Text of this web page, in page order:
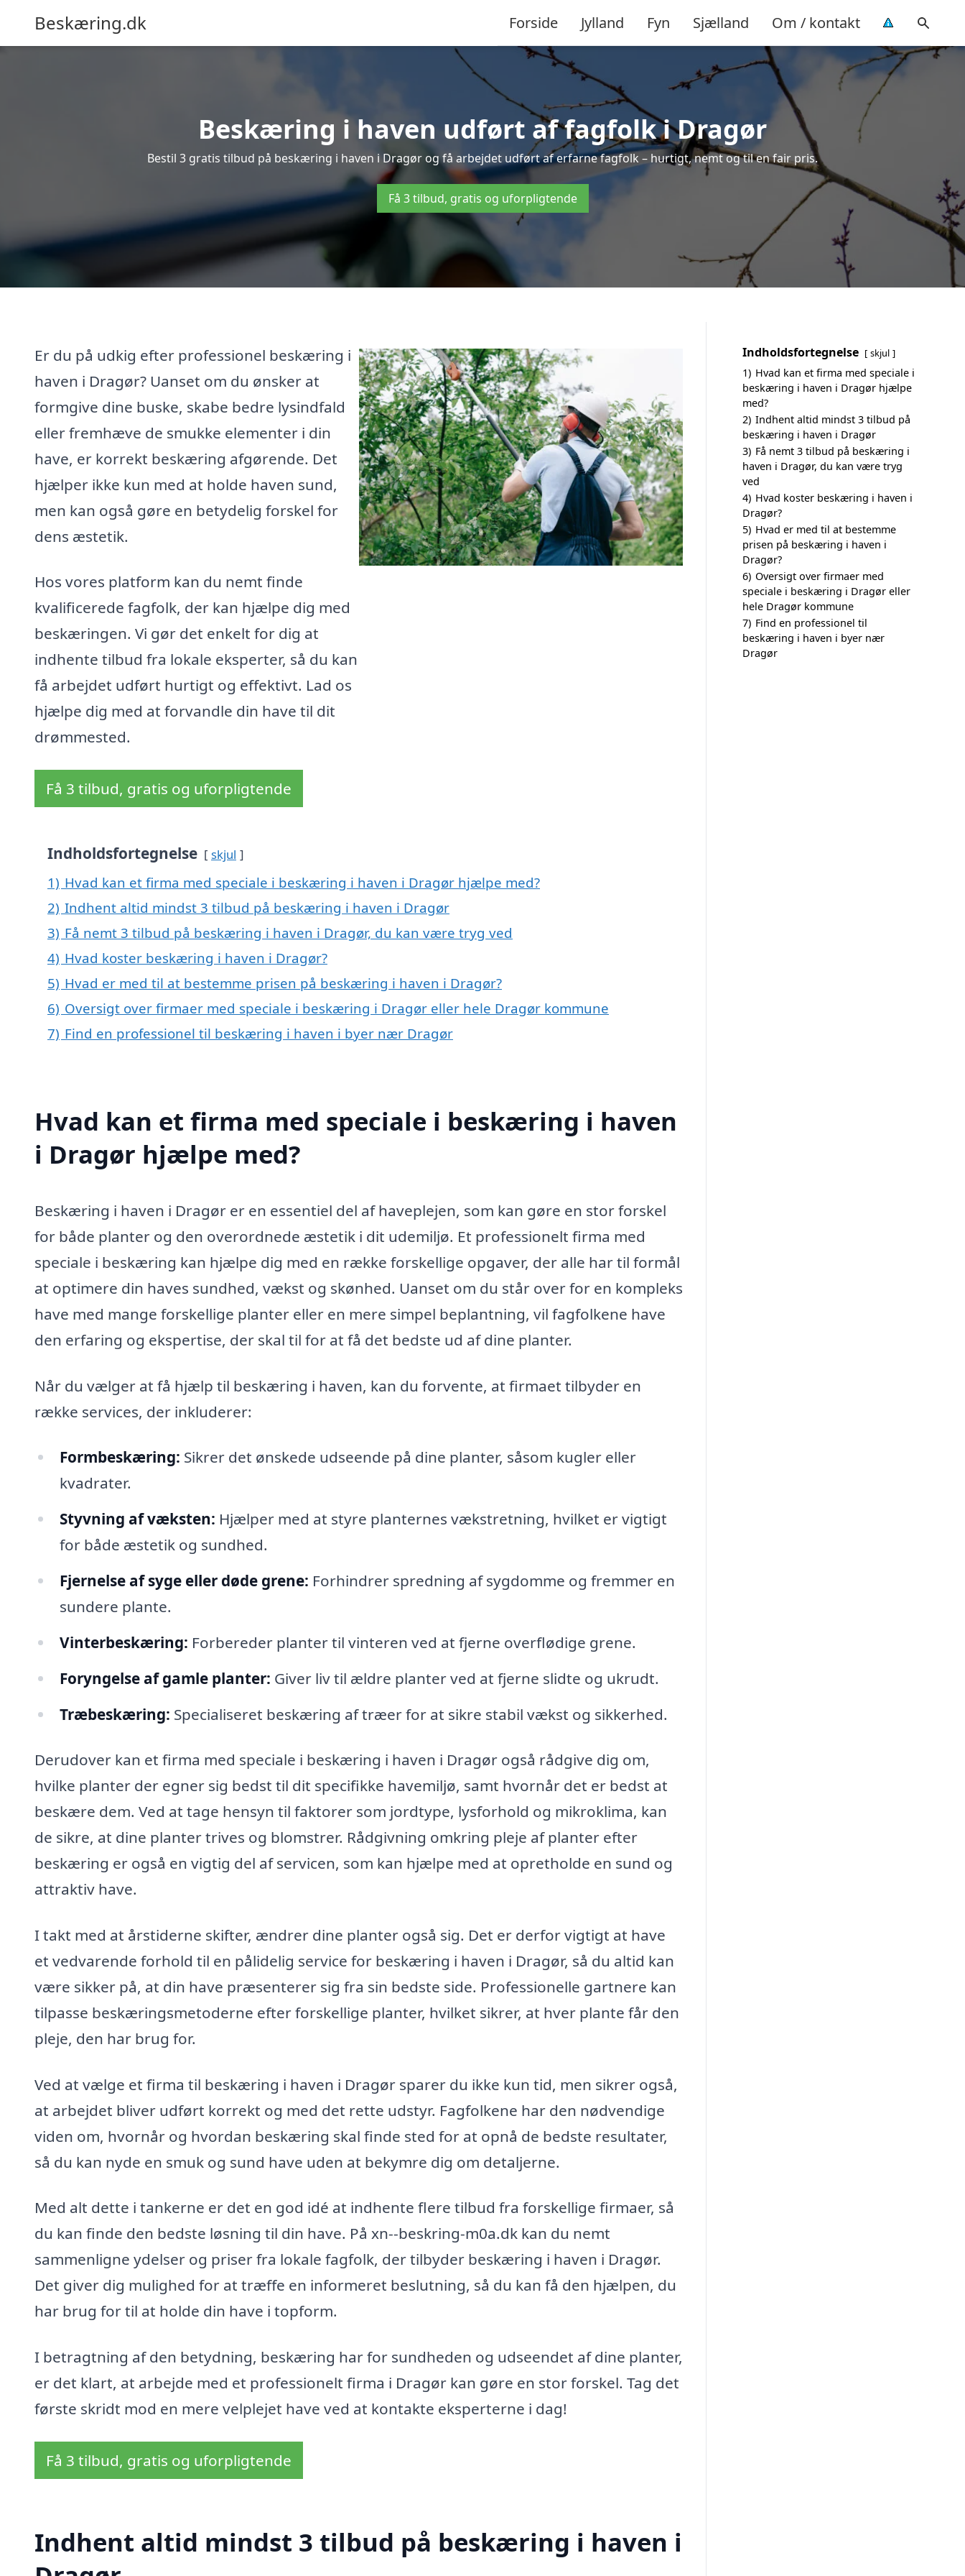
Beskæring.dk Forside Jylland Fyn Sjælland Om / kontakt
Beskæring i haven udført af fagfolk i Dragør
Bestil 3 gratis tilbud på beskæring i haven i Dragør og få arbejdet udført af erfarne fagfolk – hurtigt, nemt og til en fair pris.
Få 3 tilbud, gratis og uforpligtende
Er du på udkig efter professionel beskæring i
haven i Dragør? Uanset om du ønsker at
formgive dine buske, skabe bedre lysindfald
eller fremhæve de smukke elementer i din
have, er korrekt beskæring afgørende. Det
hjælper ikke kun med at holde haven sund,
men kan også gøre en betydelig forskel for
dens æstetik.
Hos vores platform kan du nemt finde
kvalificerede fagfolk, der kan hjælpe dig med
beskæringen. Vi gør det enkelt for dig at
indhente tilbud fra lokale eksperter, så du kan
få arbejdet udført hurtigt og effektivt. Lad os
hjælpe dig med at forvandle din have til dit
drømmested.
Få 3 tilbud, gratis og uforpligtende
Indholdsfortegnelse skjul
1) Hvad kan et firma med speciale i beskæring i haven i Dragør hjælpe med?
2) Indhent altid mindst 3 tilbud på beskæring i haven i Dragør
3) Få nemt 3 tilbud på beskæring i haven i Dragør, du kan være tryg ved
4) Hvad koster beskæring i haven i Dragør?
5) Hvad er med til at bestemme prisen på beskæring i haven i Dragør?
6) Oversigt over firmaer med speciale i beskæring i Dragør eller hele Dragør kommune
7) Find en professionel til beskæring i haven i byer nær Dragør
Hvad kan et firma med speciale i beskæring i haven
i Dragør hjælpe med?
Beskæring i haven i Dragør er en essentiel del af haveplejen, som kan gøre en stor forskel
for både planter og den overordnede æstetik i dit udemiljø. Et professionelt firma med
speciale i beskæring kan hjælpe dig med en række forskellige opgaver, der alle har til formål
at optimere din haves sundhed, vækst og skønhed. Uanset om du står over for en kompleks
have med mange forskellige planter eller en mere simpel beplantning, vil fagfolkene have
den erfaring og ekspertise, der skal til for at få det bedste ud af dine planter.
Når du vælger at få hjælp til beskæring i haven, kan du forvente, at firmaet tilbyder en
række services, der inkluderer:
Formbeskæring: Sikrer det ønskede udseende på dine planter, såsom kugler eller
kvadrater.
Styvning af væksten: Hjælper med at styre planternes vækstretning, hvilket er vigtigt
for både æstetik og sundhed.
Fjernelse af syge eller døde grene: Forhindrer spredning af sygdomme og fremmer en
sundere plante.
Vinterbeskæring: Forbereder planter til vinteren ved at fjerne overflødige grene.
Foryngelse af gamle planter: Giver liv til ældre planter ved at fjerne slidte og ukrudt.
Træbeskæring: Specialiseret beskæring af træer for at sikre stabil vækst og sikkerhed.
Derudover kan et firma med speciale i beskæring i haven i Dragør også rådgive dig om,
hvilke planter der egner sig bedst til dit specifikke havemiljø, samt hvornår det er bedst at
beskære dem. Ved at tage hensyn til faktorer som jordtype, lysforhold og mikroklima, kan
de sikre, at dine planter trives og blomstrer. Rådgivning omkring pleje af planter efter
beskæring er også en vigtig del af servicen, som kan hjælpe med at opretholde en sund og
attraktiv have.
I takt med at årstiderne skifter, ændrer dine planter også sig. Det er derfor vigtigt at have
et vedvarende forhold til en pålidelig service for beskæring i haven i Dragør, så du altid kan
være sikker på, at din have præsenterer sig fra sin bedste side. Professionelle gartnere kan
tilpasse beskæringsmetoderne efter forskellige planter, hvilket sikrer, at hver plante får den
pleje, den har brug for.
Ved at vælge et firma til beskæring i haven i Dragør sparer du ikke kun tid, men sikrer også,
at arbejdet bliver udført korrekt og med det rette udstyr. Fagfolkene har den nødvendige
viden om, hvornår og hvordan beskæring skal finde sted for at opnå de bedste resultater,
så du kan nyde en smuk og sund have uden at bekymre dig om detaljerne.
Med alt dette i tankerne er det en god idé at indhente flere tilbud fra forskellige firmaer, så
du kan finde den bedste løsning til din have. På xn--beskring-m0a.dk kan du nemt
sammenligne ydelser og priser fra lokale fagfolk, der tilbyder beskæring i haven i Dragør.
Det giver dig mulighed for at træffe en informeret beslutning, så du kan få den hjælpen, du
har brug for til at holde din have i topform.
I betragtning af den betydning, beskæring har for sundheden og udseendet af dine planter,
er det klart, at arbejde med et professionelt firma i Dragør kan gøre en stor forskel. Tag det
første skridt mod en mere velplejet have ved at kontakte eksperterne i dag!
Få 3 tilbud, gratis og uforpligtende
Indhent altid mindst 3 tilbud på beskæring i haven i
Indholdsfortegnelse skjul
1) Hvad kan et firma med speciale i
beskæring i haven i Dragør hjælpe
med?
2) Indhent altid mindst 3 tilbud på
beskæring i haven i Dragør
3) Få nemt 3 tilbud på beskæring i
haven i Dragør, du kan være tryg
ved
4) Hvad koster beskæring i haven i
Dragør?
5) Hvad er med til at bestemme
prisen på beskæring i haven i
Dragør?
6) Oversigt over firmaer med
speciale i beskæring i Dragør eller
hele Dragør kommune
7) Find en professionel til
beskæring i haven i byer nær
Dragør